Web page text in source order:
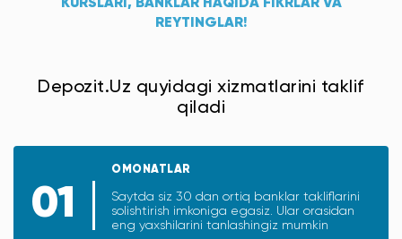
KURSLARI, BANKLAR HAQIDA FIKRLAR VA
REYTINGLAR!
Depozit.Uz quyidagi xizmatlarini taklif
qiladi
01
OMONATLAR
Saytda siz 30 dan ortiq banklar takliﬂarini
solishtirish imkoniga egasiz. Ular orasidan
eng yaxshilarini tanlashingiz mumkin